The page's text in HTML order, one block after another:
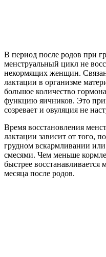
В период после родов при
менструальный цикл не
некормящих женщин.
лактации в организме
большое количество
функцию яичников. Это
созревает и овуляция не
Время восстановления
лактации зависит от того,
грудном вскармливании
смесями. Чем меньше
быстрее
месяца после родов.